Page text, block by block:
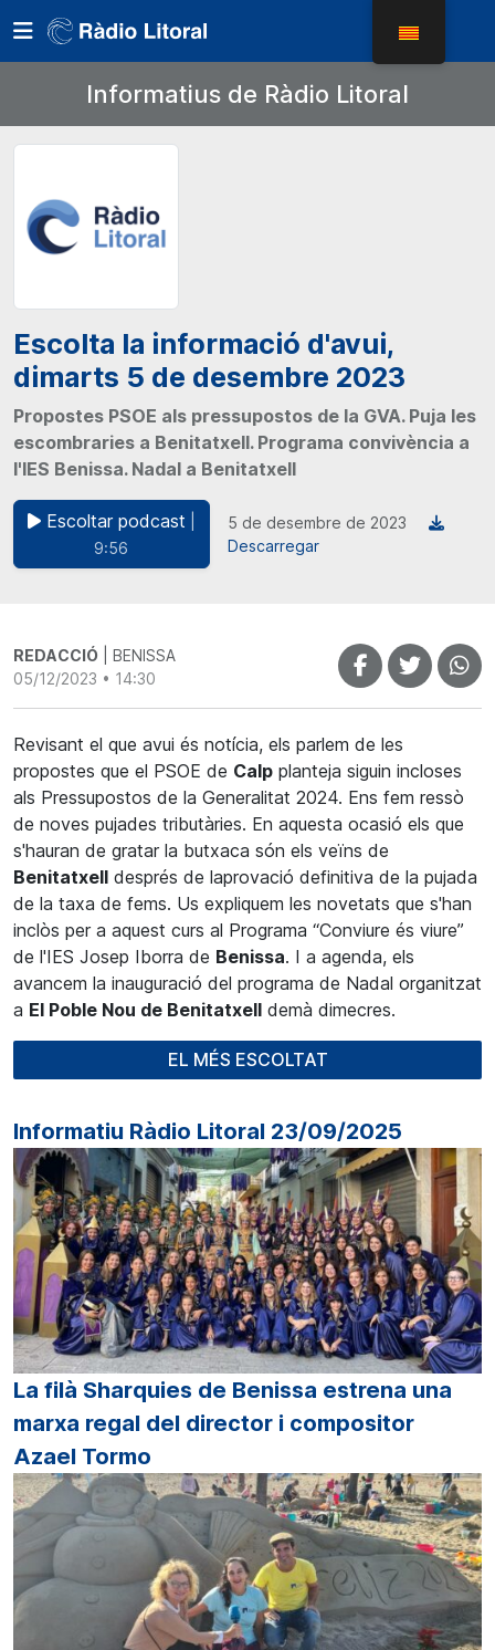
Informatius de Ràdio Litoral
Escolta la informació d'avui,
dimarts 5 de desembre 2023
Propostes PSOE als pressupostos de la GVA. Puja les
escombraries a Benitatxell. Programa convivència a
l'IES Benissa. Nadal a Benitatxell
Escoltar podcast
9:56
5 de desembre de 2023
Descarregar
REDACCIÓ | BENISSA
05/12/2023 • 14:30
Revisant el que avui és notícia, els parlem de les
propostes que el PSOE de Calp planteja siguin incloses
als Pressupostos de la Generalitat 2024. Ens fem ressò
de noves pujades tributàries. En aquesta ocasió els que
s'hauran de gratar la butxaca són els veïns de
Benitatxell després de laprovació definitiva de la pujada
de la taxa de fems. Us expliquem les novetats que s'han
inclòs per a aquest curs al Programa “Conviure és viure”
de l'IES Josep Iborra de Benissa. I a agenda, els
avancem la inauguració del programa de Nadal organitzat
a El Poble Nou de Benitatxell demà dimecres.
EL MÉS ESCOLTAT
Informatiu Ràdio Litoral 23/09/2025
La filà Sharquies de Benissa estrena una
marxa regal del director i compositor
Azael Tormo